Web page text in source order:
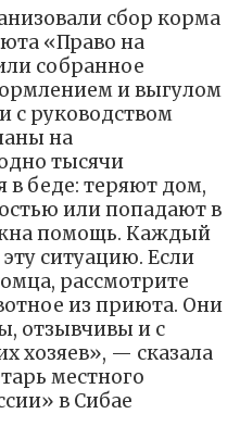
сбор корма
«Право на
собранное
и выгулом
с руководством
на
тысячи
беде: теряют дом,
или попадают в
помощь. Каждый
ситуацию. Если
рассмотрите
из приюта. Они
отзывчивы и с
хозяев», — сказала
местного
в Сибае